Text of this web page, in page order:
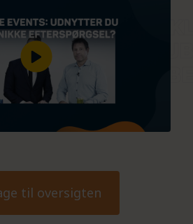
til oversigten